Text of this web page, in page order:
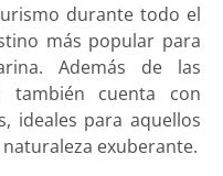
durante todo el
más popular para
Además de las
también cuenta con
ideales para aquellos
exuberante.